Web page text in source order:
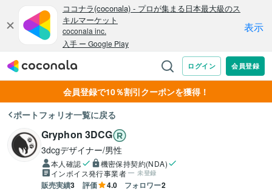
会員登録で10％割引クーポンを獲得！
ポートフォリオ一覧に戻る
Gryphon 3DCG
3dcgデザイナー/男性
本人確認
機密保持契約(NDA)
インボイス発行事業者
未登録
販売実績3 評価 4.0 フォロワー2